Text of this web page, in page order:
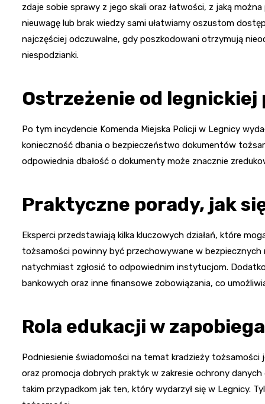
zdaje sobie sprawy z jego skali oraz łatwości, z jaką
nieuwagę lub brak wiedzy sami ułatwiamy oszustom
najczęściej odczuwalne, gdy poszkodowani otrzymują
niespodzianki.
Ostrzeżenie od legnickiej
Po tym incydencie Komenda Miejska Policji w Legnicy
konieczność dbania o bezpieczeństwo dokumentów
odpowiednia dbałość o dokumenty może znacznie
Praktyczne porady, jak
Eksperci przedstawiają kilka kluczowych działań, które
tożsamości powinny być przechowywane w bezpiecznych
natychmiast zgłosić to odpowiednim instytucjom.
bankowych oraz inne finansowe zobowiązania, co
Rola edukacji w
Podniesienie świadomości na temat kradzieży
oraz promocja dobrych praktyk w zakresie ochrony
takim przypadkom jak ten, który wydarzył się w Legnicy.